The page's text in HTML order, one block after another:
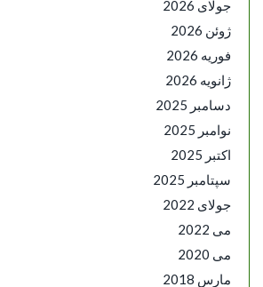
جولای 2026
ژوئن 2026
فوریه 2026
ژانویه 2026
دسامبر 2025
نوامبر 2025
اکتبر 2025
سپتامبر 2025
جولای 2022
می 2022
می 2020
مارس 2018